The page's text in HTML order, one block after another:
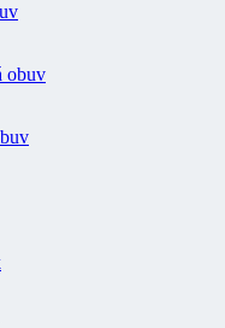
obuv